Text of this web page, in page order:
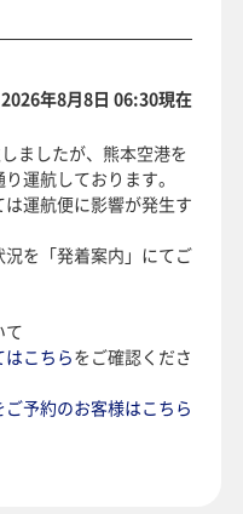
年8月8日 06:30現在
ましたが、熊本空港を
運航しております。
運航便に影響が発生す
を「発着案内」にてご
て
こちらをご確認くださ
予約のお客様はこちら